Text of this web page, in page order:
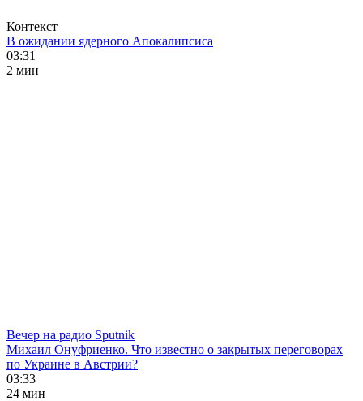
Контекст
В ожидании ядерного Апокалипсиса
03:31
2 мин
Вечер на радио Sputnik
Михаил Онуфриенко. Что известно о закрытых переговорах
по Украине в Австрии?
03:33
24 мин